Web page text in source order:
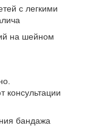
с легкими
на шейном
консультации
бандажа